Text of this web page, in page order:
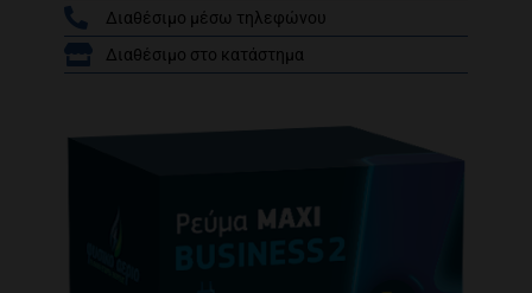
/
Διαθέσιμο μέσω τηλεφώνου
Διαθέσιμο στο κατάστημα